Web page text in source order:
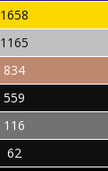
1658
1165
834
559
116
62